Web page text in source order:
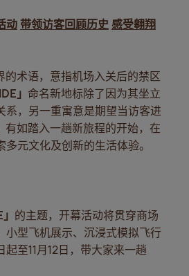
动 带领访客回顾历史 感受翱翔
的术语，意指机场入关后的禁区
」 命名新地标除了因为其坐立
系，另一重寓意是期望当访客进
有如踏入一趟新旅程的开始，在
元文化及创新的生活体验。
」 的主题，开幕活动将贯穿商场
小型飞机展示、沉浸式模拟飞行
至11月12日，带大家来一趟